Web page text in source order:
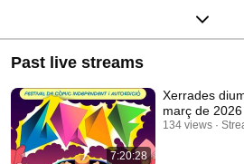
Past live streams
7:20:28
Xerrades
març de 2026
134 views